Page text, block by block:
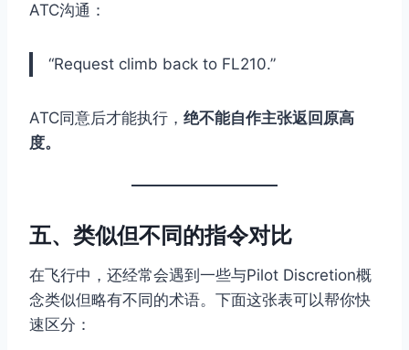
ATC沟通：
“Request climb back to FL210.”
ATC同意后才能执行， 绝不能自作主张返回原高
度。
五、类似但不同的指令对比
在飞行中，还经常会遇到一些与Pilot Discretion概
念类似但略有不同的术语。下面这张表可以帮你快
速区分：